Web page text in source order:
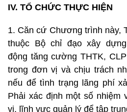
IV. TỔ CHỨC THỰC HIỆN
1. Căn cứ Chương trình này,
thuộc Bộ chỉ đạo xây
động tăng cường THTK,
trong đơn vị và chịu trách
nếu để tình trạng lãng phí
Phải xác định một số nhiệm
vi, lĩnh vực quản lý để tập